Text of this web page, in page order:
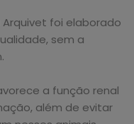
foi elaborado
sem a
a função renal
além de evitar